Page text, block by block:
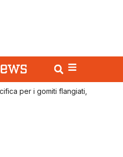
per i gomiti flangiati,